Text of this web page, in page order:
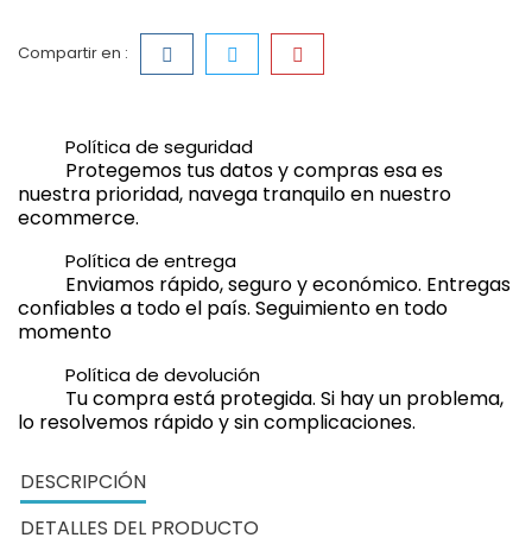
Compartir en :
Política de seguridad
Protegemos tus datos y compras esa es
nuestra prioridad, navega tranquilo en nuestro
ecommerce.
Política de entrega
Enviamos rápido, seguro y económico. Entregas
confiables a todo el país. Seguimiento en todo
momento
Política de devolución
Tu compra está protegida. Si hay un problema,
lo resolvemos rápido y sin complicaciones.
DESCRIPCIÓN
DETALLES DEL PRODUCTO